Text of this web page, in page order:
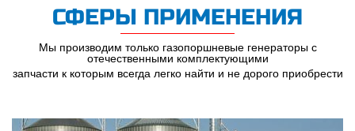
СФЕРЫ ПРИМЕНЕНИЯ
Мы производим только газопоршневые генераторы с
отечественными комплектующими
запчасти к которым всегда легко найти и не дорого приобрести